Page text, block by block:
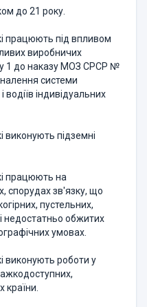
до 21 року.
працюють під впливом
виробничих
1 до наказу МОЗ СРСР №
системи
водіїв індивідуальних
виконують підземні
працюють на
спорудах зв'язку, що
пустельних,
недостатньо обжитих
умовах.
виконують роботи у
країни.